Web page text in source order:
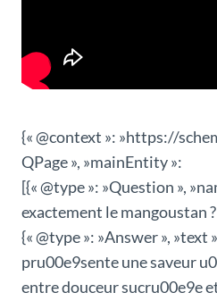
{« @context »: »https://
QPage », »mainEntity »:
[{« @type »: »Question »,
exactement le mangoustan
{« @type »: »Answer », »text
pru00e9sente une saveur
entre douceur sucru00e9e